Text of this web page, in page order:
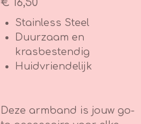
€ 16,50
Stainless Steel
Duurzaam en
krasbestendig
Huidvriendelijk
Deze armband is jouw go-